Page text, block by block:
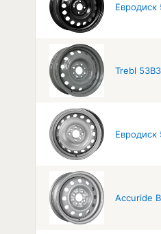
Евродиск
Trebl
Евродиск
Accuride